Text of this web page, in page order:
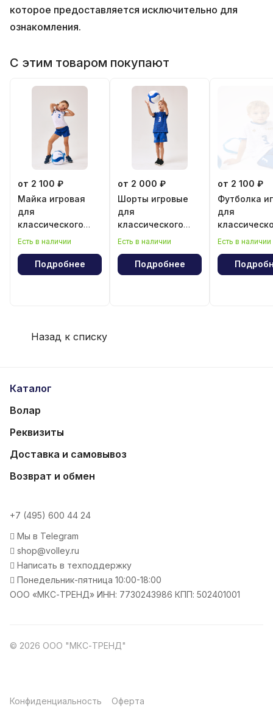
которое предоставляется исключительно для
ознакомления.
С этим товаром покупают
от 2 100 ₽
Майка игровая
для
классического
волейбола для
Есть в наличии
Подробнее
от 2 000 ₽
Шорты игровые
для
классического
волейбола для
Есть в наличии
Подробнее
от 2 100 ₽
Футболка
для
волейбола
Есть в наличии
Назад к списку
Каталог
Волар
Реквизиты
Доставка и самовывоз
Возврат и обмен
+7 (495) 600 44 24
Мы в Telegram
shop@volley.ru
Написать в техподдержку
Понедельник-пятница 10:00-18:00
ООО «МКС-ТРЕНД» ИНН: 7730243986 КПП: 502401001
© 2026 ООО "МКС-ТРЕНД"
Конфиденциальность Оферта